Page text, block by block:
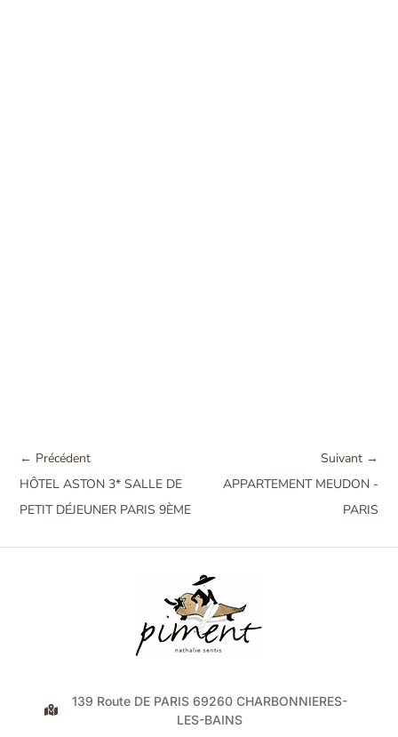
← Précédent
HÔTEL ASTON 3* SALLE DE
PETIT DÉJEUNER PARIS 9ÈME
Suivant →
APPARTEMENT MEUDON -
PARIS
139 Route DE PARIS 69260 CHARBONNIERES-
LES-BAINS